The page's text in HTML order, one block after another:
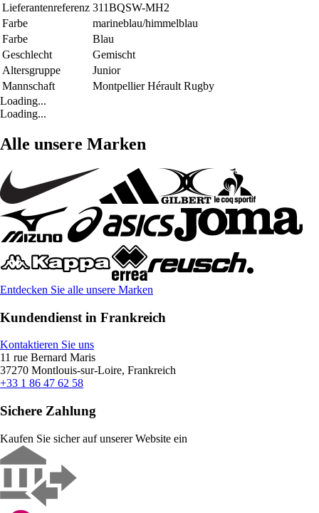
Lieferantenreferenz 311BQSW-MH2
Farbe
marineblau/himmelblau
Farbe
Blau
Geschlecht
Gemischt
Altersgruppe
Junior
Mannschaft
Montpellier Hérault Rugby
Loading...
Loading...
Alle unsere Marken
Entdecken Sie alle unsere Marken
Kundendienst in Frankreich
Kontaktieren Sie uns
11 rue Bernard Maris
37270 Montlouis-sur-Loire, Frankreich
+33 1 86 47 62 58
Sichere Zahlung
Kaufen Sie sicher auf unserer Website ein